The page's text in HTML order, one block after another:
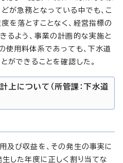
が急務となっている中でも、こ
を落とすことなく、経営指標の
るよう、事業の計画的な実施と
使用料体系であっても、下水道
ができることを確認した。
について（所管課：下水道
及び収益を、その発生の事実に
生した年度に正しく割り当てな